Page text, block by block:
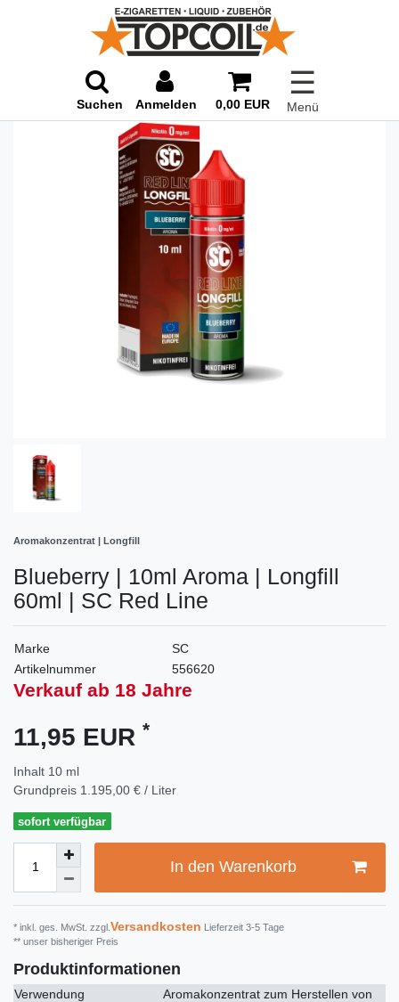
Suchen Anmelden 0,00 EUR
☰
Menü
Aromakonzentrat | Longfill
Blueberry | 10ml Aroma | Longfill
60ml | SC Red Line
Marke
SC
Artikelnummer
556620
Verkauf ab 18 Jahre
11,95 EUR *
Inhalt 10 ml
Grundpreis 1.195,00 € / Liter
sofort verfügbar
In den Warenkorb
* inkl. ges. MwSt. zzgl. Versandkosten Lieferzeit 3-5 Tage
** unser bisheriger Preis
Produktinformationen
Verwendung
Aromakonzentrat zum Herstellen von